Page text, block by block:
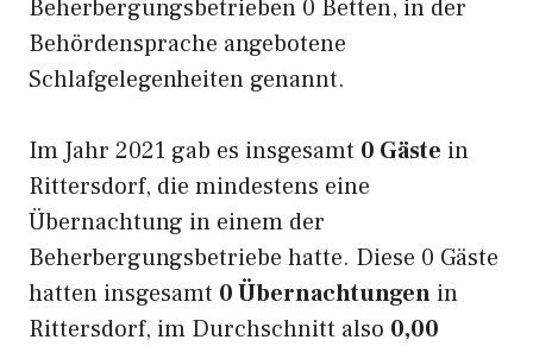
Beherbergungsbetrieben 0 Betten, in der
Behördensprache angebotene
Schlafgelegenheiten genannt.
Im Jahr 2021 gab es insgesamt 0 Gäste in
Rittersdorf, die mindestens eine
Übernachtung in einem der
Beherbergungsbetriebe hatte. Diese 0 Gäste
hatten insgesamt 0 Übernachtungen in
Rittersdorf, im Durchschnitt also 0,00